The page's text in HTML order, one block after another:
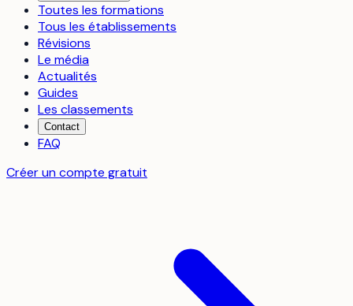
Toutes les formations
Tous les établissements
Révisions
Le média
Actualités
Guides
Les classements
Contact
FAQ
Créer un compte gratuit